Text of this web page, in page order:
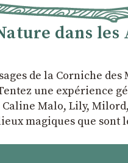
dans
de la Corniche
une expérience
Caline Malo, Lily,
magiques que